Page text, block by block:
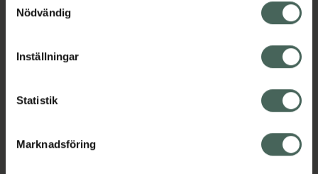
återkalla ditt samtycke via webbplatsens
cookieinställningar. Ett återkallat samtycke påverkar inte
lagligheten av behandling som skett innan återkallelsen.
Nödvändig
Inställningar
Statistik
Marknadsföring
Basmakeup Veganskt smink
Innehåll Visa
Instruktioner Visa